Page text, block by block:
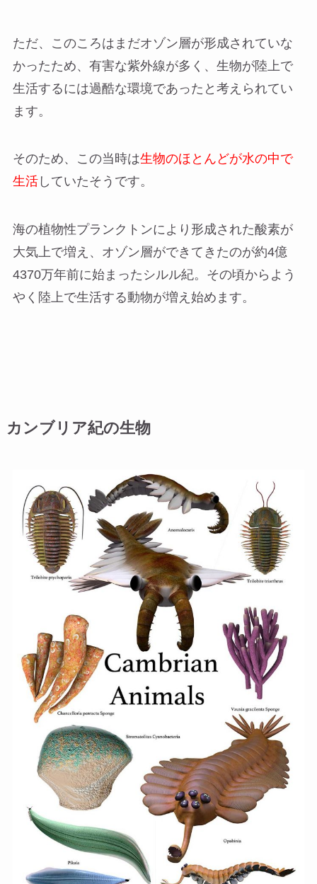
ただ、このころはまだオゾン層が形成されていな
かったため、有害な紫外線が多く、生物が陸上で
生活するには過酷な環境であったと考えられてい
ます。
そのため、この当時は生物のほとんどが水の中で
生活していたそうです。
海の植物性プランクトンにより形成された酸素が
大気上で増え、オゾン層ができてきたのが約4億
4370万年前に始まったシルル紀。その頃からよう
やく陸上で生活する動物が増え始めます。
カンブリア紀の生物